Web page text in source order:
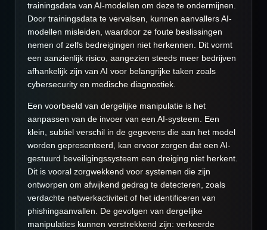
trainingsdata van AI-modellen om deze te ondermijnen.
Door trainingsdata te vervalsen, kunnen aanvallers AI-
modellen misleiden, waardoor ze foute beslissingen
nemen of zelfs bedreigingen niet herkennen. Dit vormt
een aanzienlijk risico, aangezien steeds meer bedrijven
afhankelijk zijn van AI voor belangrijke taken zoals
cybersecurity en medische diagnostiek.
Een voorbeeld van dergelijke manipulatie is het
aanpassen van de invoer van een AI-systeem. Een
klein, subtiel verschil in de gegevens die aan het model
worden gepresenteerd, kan ervoor zorgen dat een AI-
gestuurd beveiligingssysteem een dreiging niet herkent.
Dit is vooral zorgwekkend voor systemen die zijn
ontworpen om afwijkend gedrag te detecteren, zoals
verdachte netwerkactiviteit of het identificeren van
phishingaanvallen. De gevolgen van dergelijke
manipulaties kunnen verstrekkend zijn: verkeerde